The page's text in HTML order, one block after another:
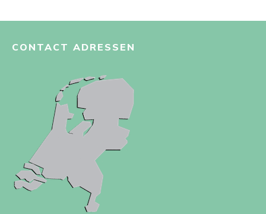
CONTACT ADRESSEN